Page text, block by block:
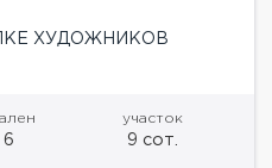
ХУДОЖНИКОВ
6
участок
9 сот.